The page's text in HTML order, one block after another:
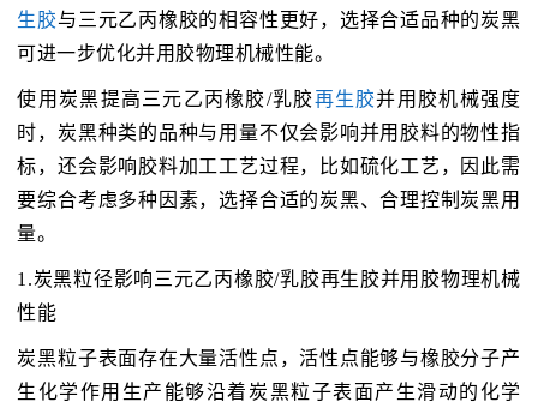
生胶与三元乙丙橡胶的相容性更好，选择合适品种的炭黑
可进一步优化并用胶物理机械性能。
使用炭黑提高三元乙丙橡胶/乳胶再生胶并用胶机械强度
时，炭黑种类的品种与用量不仅会影响并用胶料的物性指
标，还会影响胶料加工工艺过程，比如硫化工艺，因此需
要综合考虑多种因素，选择合适的炭黑、合理控制炭黑用
量。
1.炭黑粒径影响三元乙丙橡胶/乳胶再生胶并用胶物理机械
性能
炭黑粒子表面存在大量活性点，活性点能够与橡胶分子产
生化学作用生产能够沿着炭黑粒子表面产生滑动的化学